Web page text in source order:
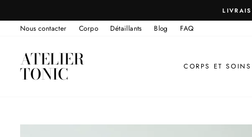
au
contenuNous contacter
Corpo Détaillants Blog FAQ
ATELIER
TONIC CORPS ET SOINS